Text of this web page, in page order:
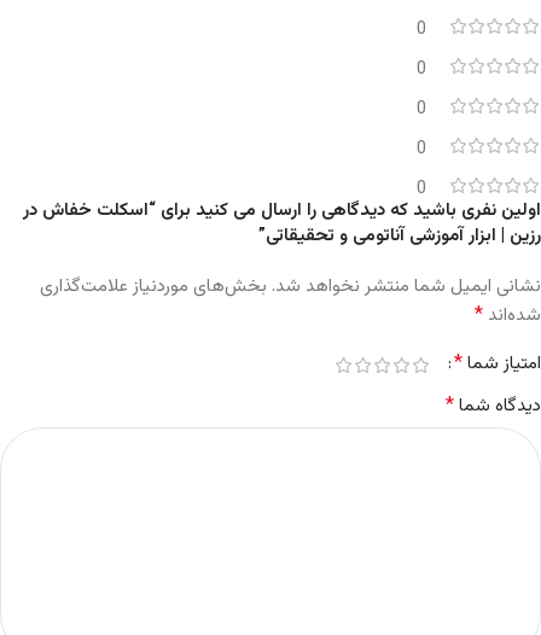
0
0
0
0
0
اولین نفری باشید که دیدگاهی را ارسال می کنید برای “اسکلت خفاش در
رزین | ابزار آموزشی آناتومی و تحقیقاتی”
نشانی ایمیل شما منتشر نخواهد شد. بخش‌های موردنیاز علامت‌گذاری
شده‌اند *
امتیاز شما*
دیدگاه شما*